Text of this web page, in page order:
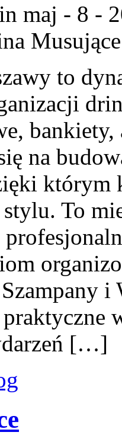
maj - 8 -
Musujące
to
bankiety,
na
którym
To
i
praktyczne
[…]